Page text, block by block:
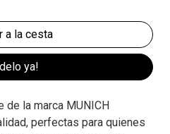
ya!
de la marca MUNICH
perfectas para quienes